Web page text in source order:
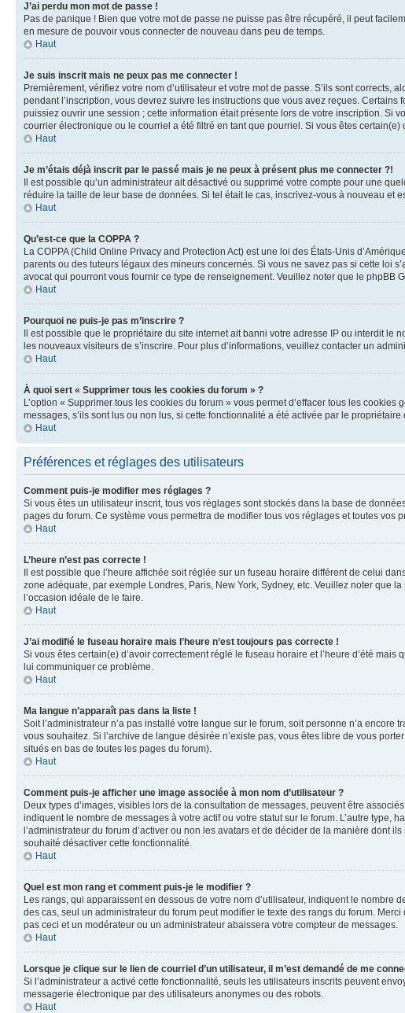
J’ai perdu mon mot de passe !
Pas de panique ! Bien que votre mot de passe ne puisse pas être récupéré, il peut
en mesure de pouvoir vous connecter de nouveau dans peu de temps.
Haut
Je suis inscrit mais ne peux pas me connecter !
Premièrement, vérifiez votre nom d’utilisateur et votre mot de passe. S’ils sont
pendant l’inscription, vous devrez suivre les instructions que vous avez reçues.
puissiez ouvrir une session ; cette information était présente lors de votre inscription. Si
courrier électronique ou le courriel a été filtré en tant que pourriel. Si vous êtes
Haut
Je m’étais déjà inscrit par le passé mais je ne peux à présent plus me connecter ?!
Il est possible qu’un administrateur ait désactivé ou supprimé votre compte pour une
réduire la taille de leur base de données. Si tel était le cas, inscrivez-vous à nouveau et
Haut
Qu’est-ce que la COPPA ?
La COPPA (Child Online Privacy and Protection Act) est une loi des États-Unis
parents ou des tuteurs légaux des mineurs concernés. Si vous ne savez pas si cette loi
avocat qui pourront vous fournir ce type de renseignement. Veuillez noter que le phpBB
Haut
Pourquoi ne puis-je pas m’inscrire ?
Il est possible que le propriétaire du site internet ait banni votre adresse IP ou interdit
les nouveaux visiteurs de s’inscrire. Pour plus d’informations, veuillez contacter un
Haut
À quoi sert « Supprimer tous les cookies du forum » ?
L’option « Supprimer tous les cookies du forum » vous permet d’effacer tous les
messages, s’ils sont lus ou non lus, si cette fonctionnalité a été activée par le
Haut
Préférences et réglages des utilisateurs
Comment puis-je modifier mes réglages ?
Si vous êtes un utilisateur inscrit, tous vos réglages sont stockés dans la base de
pages du forum. Ce système vous permettra de modifier tous vos réglages et toutes vos
Haut
L’heure n’est pas correcte !
Il est possible que l’heure affichée soit réglée sur un fuseau horaire différent de celui
zone adéquate, par exemple Londres, Paris, New York, Sydney, etc. Veuillez noter que
l’occasion idéale de le faire.
Haut
J’ai modifié le fuseau horaire mais l’heure n’est toujours pas correcte !
Si vous êtes certain(e) d’avoir correctement réglé le fuseau horaire et l’heure d’été
lui communiquer ce problème.
Haut
Ma langue n’apparaît pas dans la liste !
Soit l’administrateur n’a pas installé votre langue sur le forum, soit personne n’a
vous souhaitez. Si l’archive de langue désirée n’existe pas, vous êtes libre de vous
situés en bas de toutes les pages du forum).
Haut
Comment puis-je afficher une image associée à mon nom d’utilisateur ?
Deux types d’images, visibles lors de la consultation de messages, peuvent être
indiquent le nombre de messages à votre actif ou votre statut sur le forum. L’autre type,
l’administrateur du forum d’activer ou non les avatars et de décider de la manière dont
souhaité désactiver cette fonctionnalité.
Haut
Quel est mon rang et comment puis-je le modifier ?
Les rangs, qui apparaissent en dessous de votre nom d’utilisateur, indiquent le
des cas, seul un administrateur du forum peut modifier le texte des rangs du forum.
pas ceci et un modérateur ou un administrateur abaissera votre compteur de messages.
Haut
Lorsque je clique sur le lien de courriel d’un utilisateur, il m’est demandé de me
Si l’administrateur a activé cette fonctionnalité, seuls les utilisateurs inscrits peuvent
messagerie électronique par des utilisateurs anonymes ou des robots.
Haut